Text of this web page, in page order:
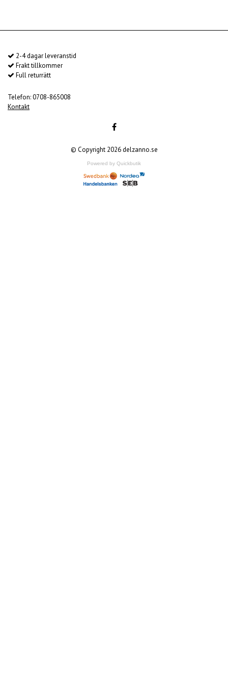
2-4 dagar leveranstid
Frakt tillkommer
Full returrätt
Telefon: 0708-865008
Kontakt
© Copyright 2026 delzanno.se
Powered by Quickbutik